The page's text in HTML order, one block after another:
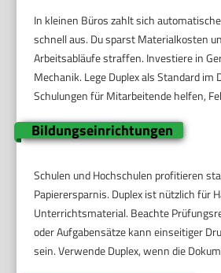
In kleinen Büros zahlt sich
schnell aus. Du sparst Materialkosten
Arbeitsabläufe straffen. Investiere in
Mechanik. Lege Duplex als Standard im
Schulungen für Mitarbeitende helfen,
Bildungseinrichtungen
Schulen und Hochschulen profitieren
Papierersparnis. Duplex ist nützlich für
Unterrichtsmaterial. Beachte
oder Aufgabensätze kann einseitiger
sein. Verwende Duplex, wenn die